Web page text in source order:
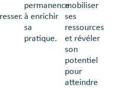
permanence
à enrichir
sa
pratique.
mobiliser
ses
ressources
et révéler
son
potentiel
pour
atteindre